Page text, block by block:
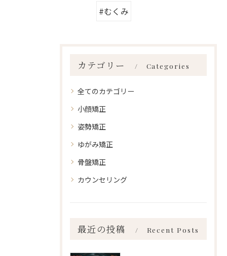
#むくみ
カテゴリー Categories
全てのカテゴリー
小顔矯正
姿勢矯正
ゆがみ矯正
骨盤矯正
カウンセリング
最近の投稿 Recent Posts